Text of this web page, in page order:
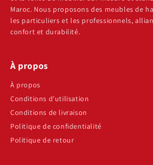
Maroc. Nous proposons des meubles de
les particuliers et les professionnels,
confort et durabilité.
À propos
À propos
Conditions d'utilisation
Conditions de livraison
Politique de confidentialité
Politique de retour